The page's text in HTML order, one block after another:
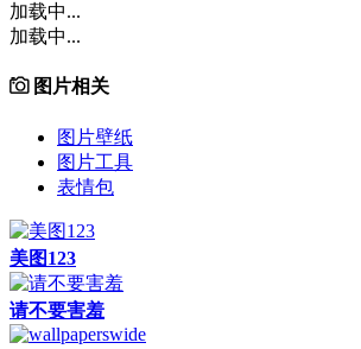
加载中...
加载中...
图片相关
图片壁纸
图片工具
表情包
美图123
请不要害羞